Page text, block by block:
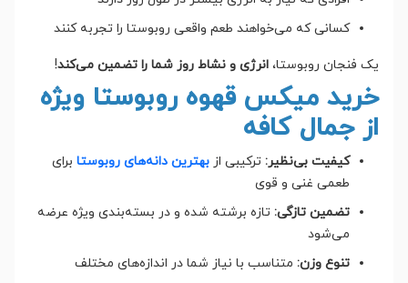
کسانی که می‌خواهند طعم واقعی روبوستا را تجربه کنند
یک فنجان روبوستا، انرژی و نشاط روز شما را تضمین می‌کند!
خرید میکس قهوه روبوستا ویژه
از جمال کافه
کیفیت بی‌نظیر: ترکیبی از بهترین دانه‌های روبوستا برای
طعمی غنی و قوی
تضمین تازگی: تازه برشته شده و در بسته‌بندی ویژه عرضه
می‌شود
تنوع وزن: متناسب با نیاز شما در اندازه‌های مختلف